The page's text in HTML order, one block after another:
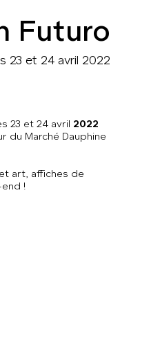
Futuro
23 et 24 avril 2022
23 et 24 avril 2022
du Marché Dauphine
art, affiches de
!